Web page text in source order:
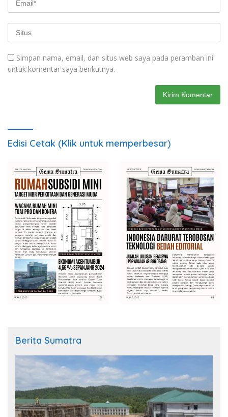
Simpan nama, email, dan situs web saya pada peramban ini
untuk komentar saya berikutnya.
Edisi Cetak (Klik untuk memperbesar)
Berita Sumatra